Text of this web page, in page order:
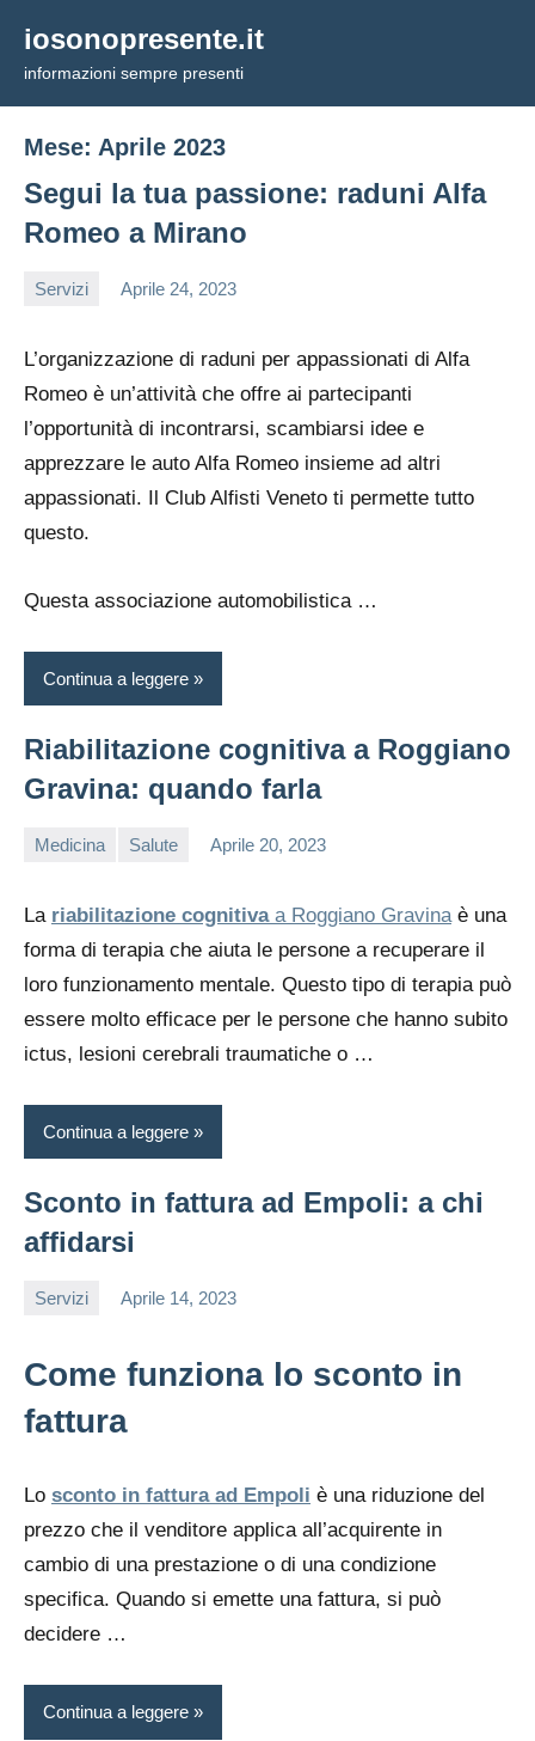
contenuto
iosonopresente.it
informazioni sempre presenti
Mese: Aprile 2023
Segui la tua passione: raduni Alfa
Romeo a Mirano
Servizi Aprile 24, 2023
L’organizzazione di raduni per appassionati di Alfa
Romeo è un’attività che offre ai partecipanti
l’opportunità di incontrarsi, scambiarsi idee e
apprezzare le auto Alfa Romeo insieme ad altri
appassionati. Il Club Alfisti Veneto ti permette tutto
questo.
Questa associazione automobilistica …
Continua a leggere
Riabilitazione cognitiva a Roggiano
Gravina: quando farla
Medicina Salute Aprile 20, 2023
La riabilitazione cognitivaa Roggiano Gravinaè una
forma di terapia che aiuta le persone a recuperare il
loro funzionamento mentale. Questo tipo di terapia può
essere molto efficace per le persone che hanno subito
ictus, lesioni cerebrali traumatiche o …
Continua a leggere
Sconto in fattura ad Empoli: a chi
affidarsi
Servizi Aprile 14, 2023
Come funziona lo sconto in
fattura
Lo sconto in fattura ad Empoli è una riduzione del
prezzo che il venditore applica all’acquirente in
cambio di una prestazione o di una condizione
specifica. Quando si emette una fattura, si può
decidere …
Continua a leggere